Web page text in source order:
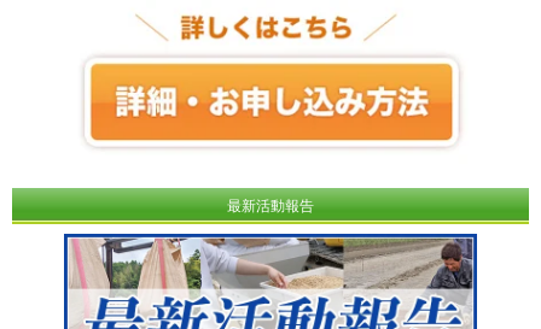
最新活動報告